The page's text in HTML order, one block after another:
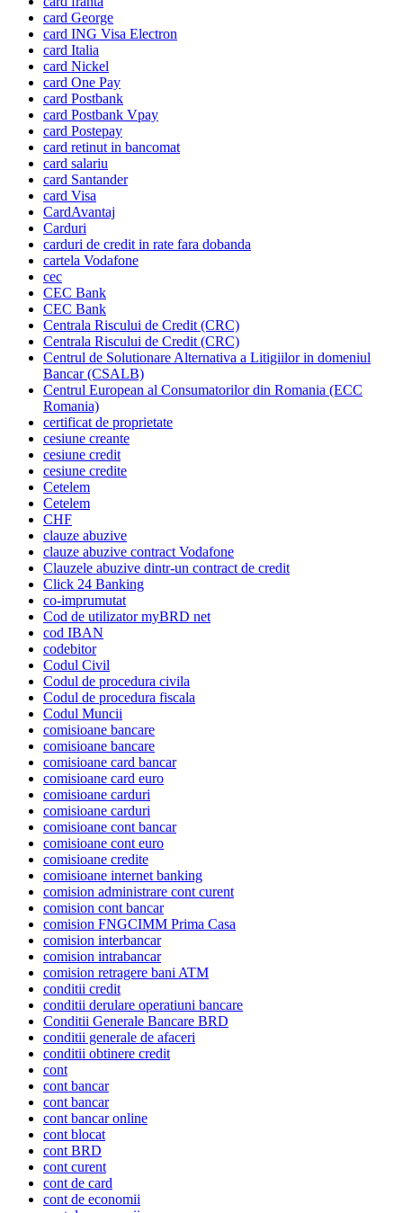
card George
card ING Visa Electron
card Italia
card Nickel
card One Pay
card Postbank
card Postbank Vpay
card Postepay
card retinut in bancomat
card salariu
card Santander
card Visa
CardAvantaj
Carduri
carduri de credit in rate fara dobanda
cartela Vodafone
cec
CEC Bank
CEC Bank
Centrala Riscului de Credit (CRC)
Centrala Riscului de Credit (CRC)
Centrul de Solutionare Alternativa a Litigiilor in domeniul
Bancar (CSALB)
Centrul European al Consumatorilor din Romania (ECC
Romania)
certificat de proprietate
cesiune creante
cesiune credit
cesiune credite
Cetelem
Cetelem
CHF
clauze abuzive
clauze abuzive contract Vodafone
Clauzele abuzive dintr-un contract de credit
Click 24 Banking
co-imprumutat
Cod de utilizator myBRD net
cod IBAN
codebitor
Codul Civil
Codul de procedura civila
Codul de procedura fiscala
Codul Muncii
comisioane bancare
comisioane bancare
comisioane card bancar
comisioane card euro
comisioane carduri
comisioane carduri
comisioane cont bancar
comisioane cont euro
comisioane credite
comisioane internet banking
comision administrare cont curent
comision cont bancar
comision FNGCIMM Prima Casa
comision interbancar
comision intrabancar
comision retragere bani ATM
conditii credit
conditii derulare operatiuni bancare
Conditii Generale Bancare BRD
conditii generale de afaceri
conditii obtinere credit
cont
cont bancar
cont bancar
cont bancar online
cont blocat
cont BRD
cont curent
cont de card
cont de economii